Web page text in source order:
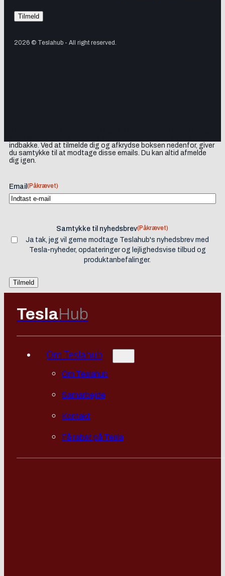
2026 © Teslahub - All right reserved.
indbakke. Ved at tilmelde dig og afkrydse boksen nedenfor, giver
du samtykke til at modtage disse emails. Du kan altid afmelde
dig igen.
Email (Påkrævet)
Samtykke til nyhedsbrev(Påkrævet)
Ja tak, jeg vil gerne modtage Teslahub's nyhedsbrev med
Tesla-nyheder, opdateringer og lejlighedsvise tilbud og
produktanbefalinger.
TeslaHub
Om Teslahub
Om Teslahub
Samarbejde
Kontakt
Få rabat på Tesla